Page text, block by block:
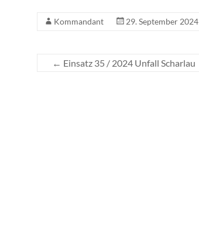
Kommandant 29. September 2024
← Einsatz 35 / 2024 Unfall Scharlau